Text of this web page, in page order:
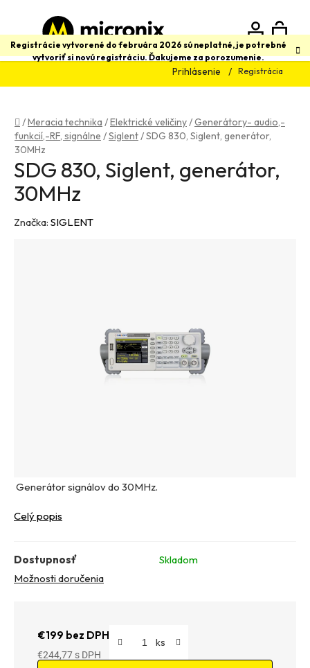
obsah
Registrácie vytvorené do februára 2026 sú neplatné, je potrebné
vytvoriť si novú registráciu. Ďakujeme za porozumenie.
Prihlásenie Registrácia
Hľadať
Domov
/Meracia technika /Elektrické veličiny/Generátory- audio,-
funkcií,-RF, signálne /Siglent/SDG 830, Siglent, generátor,
30MHz
Generátor signálov do 30MHz.
Celý popis
Dostupnosť
Skladom
Možnosti doručenia
€199 bez DPH
€244,77
SDG 830, Siglent, generátor,
30MHz
Značka: SIGLENT